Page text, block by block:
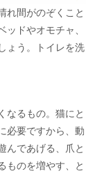
れ間がのぞくこと
ドやオモチャ、
ょう。トイレを洗
なるもの。猫にと
必要ですから、動
んであげる、爪と
ものを増やす、と